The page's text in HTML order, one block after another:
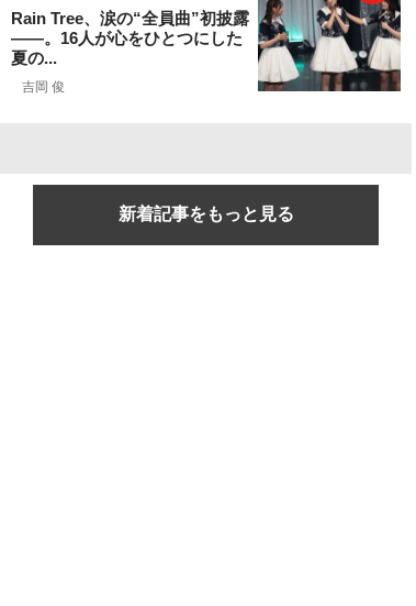
Rain Tree、涙の“全員曲”初披露
――。16人が心をひとつにした
夏の...
吉岡 俊
新着記事をもっと見る